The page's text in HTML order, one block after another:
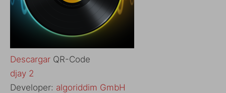
Descargar QR-Code
‎djay 2
Developer: algoriddim GmbH